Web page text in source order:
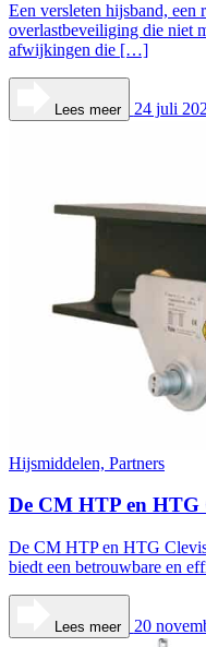
Een versleten hijsband, een
overlastbeveiliging die niet
afwijkingen die […]
Lees meer 24 juli
Hijsmiddelen, Partners
De CM HTP en
De CM HTP en HTG
biedt een betrouwbare en
Lees meer 20